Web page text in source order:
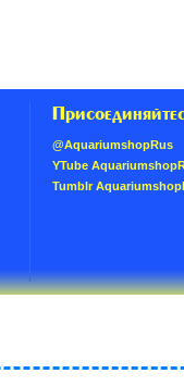
@AquariumshopRus
YTube
Tumblr